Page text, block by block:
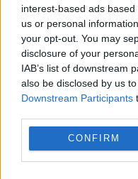
interest-based ads
us or personal
your opt-out. You may
disclosure of your
IAB’s list of downstream
also be disclosed by us
Downstream Participants
CONFIRM
Câți candidați